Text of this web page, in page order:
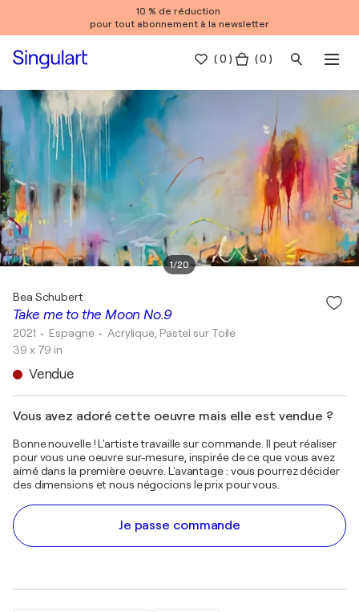
10 % de réduction
pour tout abonnement à la newsletter
(0 ) ( 0 )
1/20
Take me to the Moon No.9
Bea Schubert
2021 • Espagne • Acrylique, Pastel sur Toile
39 x 79 in
Vendue
Vous avez adoré cette oeuvre mais elle est vendue ?
Bonne nouvelle ! L'artiste travaille sur commande. Il peut réaliser
pour vous une oeuvre sur-mesure, inspirée de ce que vous avez
aimé dans la première oeuvre. L'avantage : vous pourrez décider
des dimensions et nous négocions le prix pour vous.
Je passe commande